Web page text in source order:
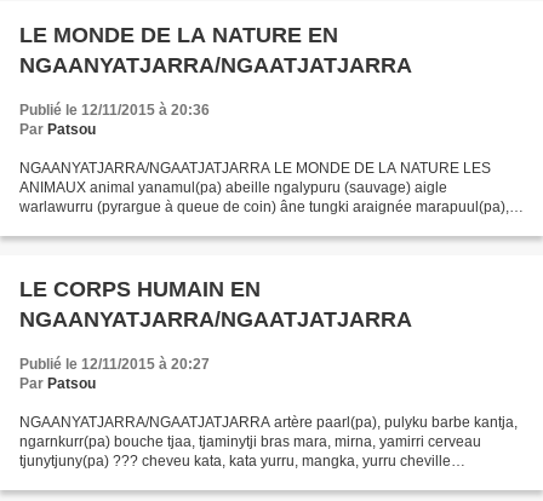
LE MONDE DE LA NATURE EN
NGAANYATJARRA/NGAATJATJARRA
Publié le 12/11/2015 à 20:36
Par Patsou
NGAANYATJARRA/NGAATJATJARRA LE MONDE DE LA NATURE LES
ANIMAUX animal yanamul(pa) abeille ngalypuru (sauvage) aigle
warlawurru (pyrargue à queue de coin) âne tungki araignée marapuul(pa),
LE CORPS HUMAIN EN
NGAANYATJARRA/NGAATJATJARRA
Publié le 12/11/2015 à 20:27
Par Patsou
NGAANYATJARRA/NGAATJATJARRA artère paarl(pa), pulyku barbe kantja,
ngarnkurr(pa) bouche tjaa, tjaminytji bras mara, mirna, yamirri cerveau
tjunytjuny(pa) ??? cheveu kata, kata yurru, mangka, yurru cheville